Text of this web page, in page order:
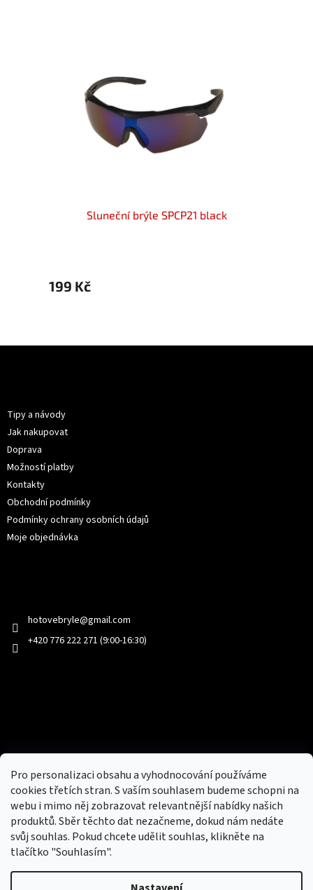
Pro personalizaci obsahu a vyhodnocování používáme
cookies třetích stran. S vaším souhlasem budeme schopni na
webu i mimo něj zobrazovat relevantnější nabídky našich
produktů. Sběr těchto dat nezačneme, dokud nám nedáte
svůj souhlas. Pokud chcete udělit souhlas, klikněte na
tlačítko "Souhlasím".
Sluneční brýle SPCP21 black
199 Kč
Tipy a návody
Jak nakupovat
Doprava
Možností platby
Kontakty
Obchodní podmínky
Podmínky ochrany osobních údajů
Moje objednávka
hotovebryle@gmail.com
+420 776 222 271 (9:00-16:30)
Nový obchod s batohy, cestovními zavazadly, tašky a peněženky